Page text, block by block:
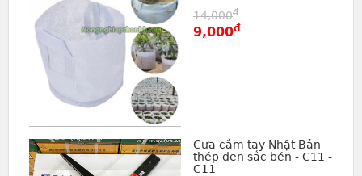
14,000đ
9,000đ
Cưa cầm tay Nhật Bản
thép đen sắc bén - C11 -
C11